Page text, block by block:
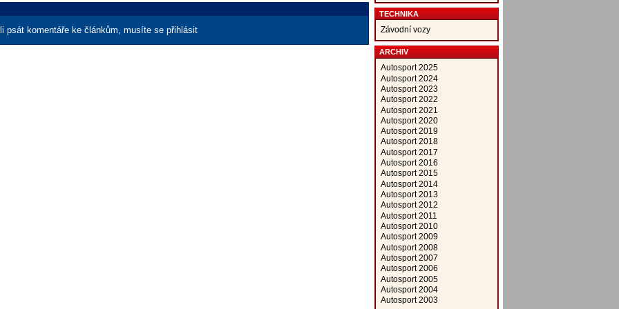
psát komentáře ke článkům, musíte se přihlásit
TECHNIKA
Závodní vozy
ARCHIV
Autosport 2025
Autosport 2024
Autosport 2023
Autosport 2022
Autosport 2021
Autosport 2020
Autosport 2019
Autosport 2018
Autosport 2017
Autosport 2016
Autosport 2015
Autosport 2014
Autosport 2013
Autosport 2012
Autosport 2011
Autosport 2010
Autosport 2009
Autosport 2008
Autosport 2007
Autosport 2006
Autosport 2005
Autosport 2004
Autosport 2003